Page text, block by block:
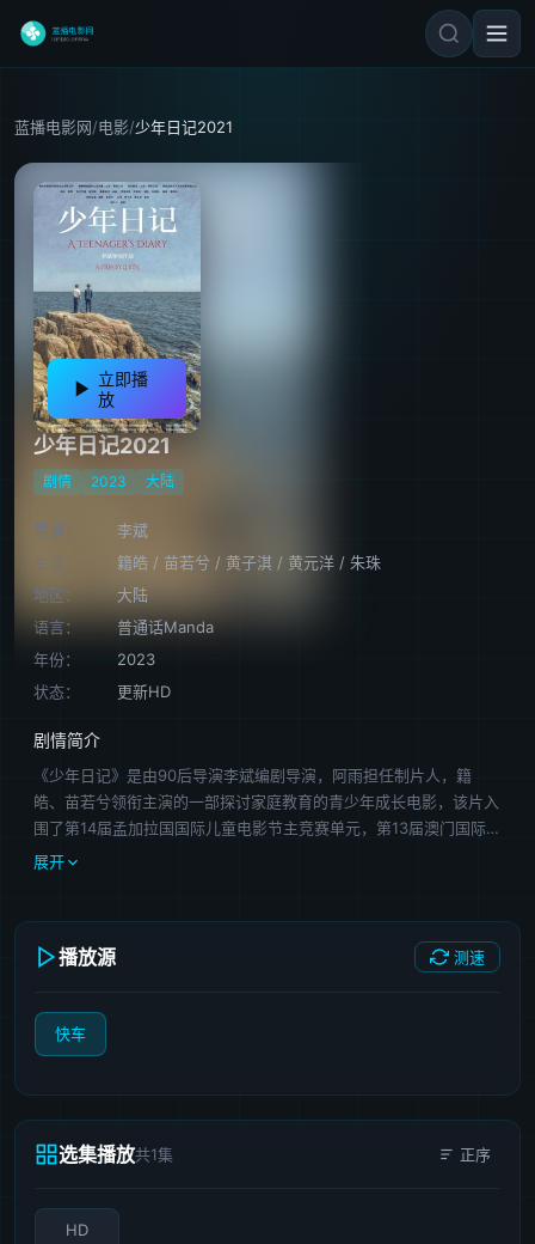
蓝播电影网/电影/少年日记2021
立即播
放
少年日记2021
剧情 2023 大陆
导演：
李斌
主演：
籍皓 / 苗若兮 / 黄子淇 / 黄元洋 / 朱珠
地区：
大陆
语言：
普通话Manda
年份：
2023
状态：
更新HD
剧情简介
《少年日记》是由90后导演李斌编剧导演，阿雨担任制片人，籍
皓、苗若兮领衔主演的一部探讨家庭教育的青少年成长电影，该片入
围了第14届孟加拉国国际儿童电影节主竞赛单元，第13届澳门国际电
影节主竞赛单元等多个国际影展并获奖。 坏学生余铭成长于单亲
册》，却被父亲发现，迎接他的又是一顿拳打脚踢。 然而，一次
上，竟然遭到恋童癖的袭击！ 在一个看似平静的夜晚，余铭悄悄
跟踪举止怪异的父亲，意外目睹了父亲杀死恋童癖的过程，他在离开
展开
播放源 测速
快车
选集播放共1集 正序
HD